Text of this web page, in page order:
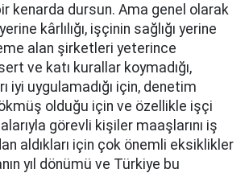
kenarda dursun. Ama genel olarak
kârlılığı, işçinin sağlığı yerine
alan şirketleri yeterince
ve katı kurallar koymadığı,
iyi uygulamadığı için, denetim
olduğu için ve özellikle işçi
görevli kişiler maaşlarını iş
aldıkları için çok önemli eksiklikler
yıl dönümü ve Türkiye bu